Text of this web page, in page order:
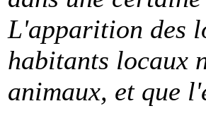
L'apparition des
habitants locaux
animaux, et que